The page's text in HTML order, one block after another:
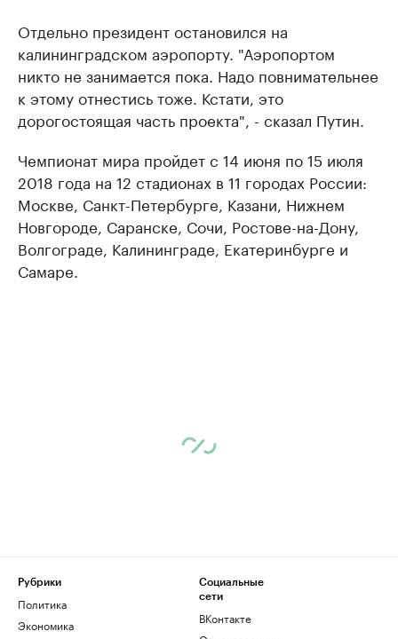
Отдельно президент остановился на
калининградском аэропорту. "Аэропортом
никто не занимается пока. Надо повнимательнее
к этому отнестись тоже. Кстати, это
дорогостоящая часть проекта", - сказал Путин.
Чемпионат мира пройдет с 14 июня по 15 июля
2018 года на 12 стадионах в 11 городах России:
Москве, Санкт-Петербурге, Казани, Нижнем
Новгороде, Саранске, Сочи, Ростове-на-Дону,
Волгограде, Калининграде, Екатеринбурге и
Самаре.
Рубрики
Политика
Экономика
Социальные
сети
ВКонтакте